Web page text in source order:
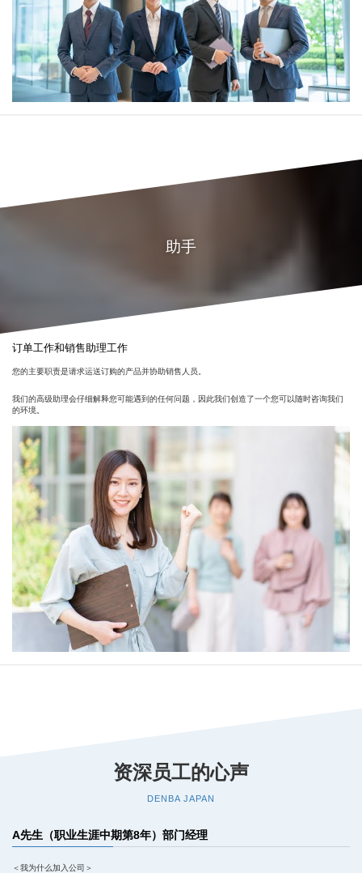
助手
订单工作和销售助理工作
您的主要职责是请求运送订购的产品并协助销售人员。
我们的高级助理会仔细解释您可能遇到的任何问题，因此我们创造了一个您可以随时咨询我们
的环境。
资深员工的心声
DENBA JAPAN
A先生（职业生涯中期第8年）部门经理
＜我为什么加入公司＞